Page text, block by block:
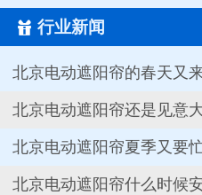
 行业新闻
北京电动遮阳帘的春天又
北京电动遮阳帘还是见意
北京电动遮阳帘夏季又要
北京电动遮阳帘什么时候